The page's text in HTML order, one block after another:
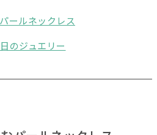
ールネックレス
のジュエリー